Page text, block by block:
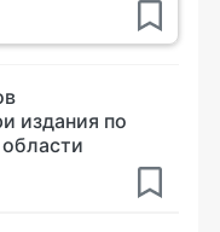
издания по